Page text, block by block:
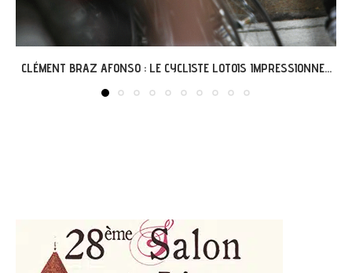
GRÉGOIRE ET L’AVENTURE « G’VÉLO » À MERCUÈS...